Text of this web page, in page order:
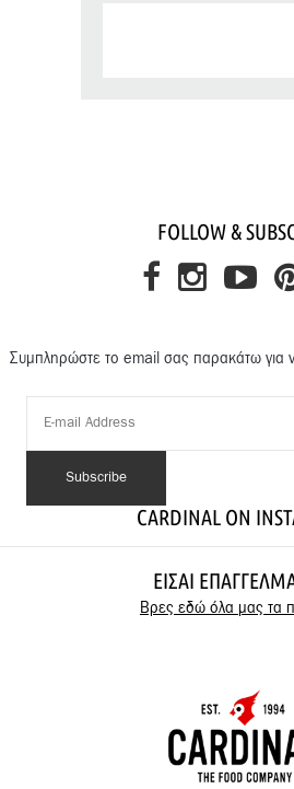
FOLLOW &
Συμπληρώστε το email σας παρακάτω για
CARDINAL ON
ΕΊΣΑΙ
Βρες εδώ όλα μας τα